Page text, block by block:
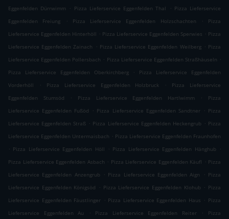
Eggenfelden Dürrwimm
. Pizza Lieferservice Eggenfelden Thal . Pizza Lieferservice
Eggenfelden Freiung
. Pizza Lieferservice Eggenfelden Holzschachten .
Pizza
Lieferservice Eggenfelden Hinterhöll . Pizza Lieferservice Eggenfelden Sperwies . Pizza
Lieferservice Eggenfelden Zainach
. Pizza Lieferservice Eggenfelden Weilberg . Pizza
Lieferservice Eggenfelden Pollersbach . Pizza Lieferservice Eggenfelden Straßhäuseln .
Pizza Lieferservice Eggenfelden Oberkirchberg
.
Pizza Lieferservice Eggenfelden
Vorderhöll
. Pizza Lieferservice Eggenfelden Holzbruck .
Pizza Lieferservice
Eggenfelden Stumsöd
. Pizza Lieferservice Eggenfelden Hartlwimm .
Pizza
Lieferservice Eggenfelden Fußöd
. Pizza Lieferservice Eggenfelden Sandtner . Pizza
Lieferservice Eggenfelden Straß . Pizza Lieferservice Eggenfelden Heckengrub . Pizza
Lieferservice Eggenfelden Untermaisbach . Pizza Lieferservice Eggenfelden Fraunhofen
. Pizza Lieferservice Eggenfelden Höll . Pizza Lieferservice Eggenfelden Hänghub
.
Pizza Lieferservice Eggenfelden Asbach . Pizza Lieferservice Eggenfelden Käufl . Pizza
Lieferservice Eggenfelden Anzengrub
. Pizza Lieferservice Eggenfelden Aign . Pizza
Lieferservice Eggenfelden Königsöd
. Pizza Lieferservice Eggenfelden Klohub . Pizza
Lieferservice Eggenfelden Fäustlinger . Pizza Lieferservice Eggenfelden Haus . Pizza
Lieferservice Eggenfelden Au
. Pizza Lieferservice Eggenfelden Reiter .
Pizza